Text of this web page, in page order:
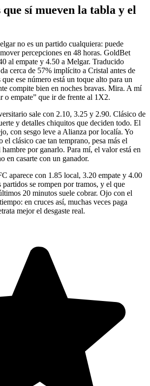
sí mueven la tabla y el
no es un partido cualquiera: puede
percepciones en 48 horas. GoldBet
al empate y 4.50 a Melgar. Traducido
cerca de 57% implícito a Cristal antes de
ese número está un toque alto para un
compite bien en noches bravas. Mira. A mí
o empate” que ir de frente al 1X2.
sale con 2.10, 3.25 y 2.90. Clásico de
y detalles chiquitos que deciden todo. El
con sesgo leve a Alianza por localía. Yo
el clásico cae tan temprano, pesa más el
por ganarlo. Para mí, el valor está en
en casarte con un ganador.
aparece con 1.85 local, 3.20 empate y 4.00
partidos se rompen por tramos, y el que
20 minutos suele cobrar. Ojo con el
en cruces así, muchas veces paga
mejor el desgaste real.